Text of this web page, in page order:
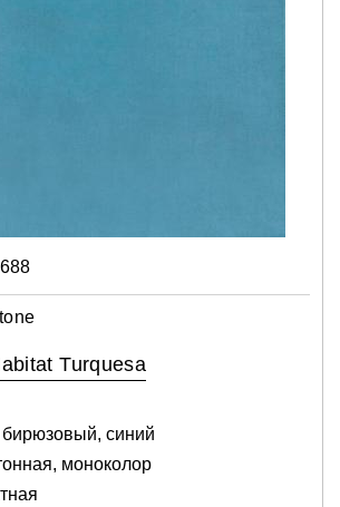
Turquesa
бирюзовый, синий
моноколор